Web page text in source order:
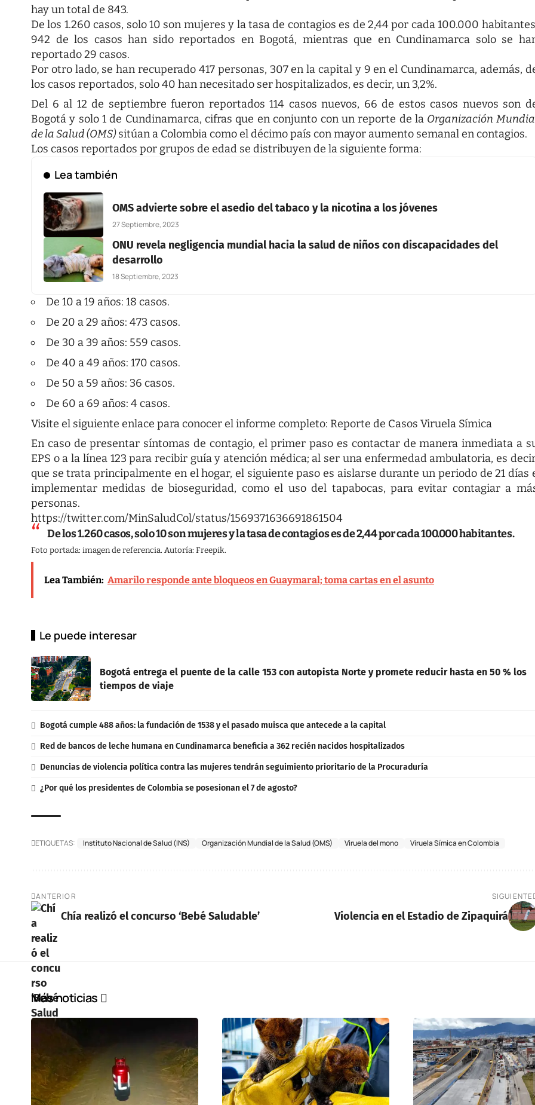
hay un total de 843.
De los 1.260 casos, solo 10 son mujeres y la tasa de contagios es de 2,44 por cada 100.000
942 de los casos han sido reportados en Bogotá, mientras que en Cundinamarca solo se
reportado 29 casos.
Por otro lado, se han recuperado 417 personas, 307 en la capital y 9 en el Cundinamarca, además,
los casos reportados, solo 40 han necesitado ser hospitalizados, es decir, un 3,2%.
Del 6 al 12 de septiembre fueron reportados 114 casos nuevos, 66 de estos casos nuevos son
Bogotá y solo 1 de Cundinamarca, cifras que en conjunto con un reporte de la Organización
de la Salud (OMS)sitúan a Colombia como el décimo país con mayor aumento semanal en contagios.
Los casos reportados por grupos de edad se distribuyen de la siguiente forma:
Lea también
OMS advierte sobre el asedio del tabaco y la nicotina a los jóvenes
27 Septiembre, 2023
ONU revela negligencia mundial hacia la salud de niños con discapacidades del
desarrollo
18 Septiembre, 2023
De 10 a 19 años: 18 casos.
De 20 a 29 años: 473 casos.
De 30 a 39 años: 559 casos.
De 40 a 49 años: 170 casos.
De 50 a 59 años: 36 casos.
De 60 a 69 años: 4 casos.
Visite el siguiente enlace para conocer el informe completo: Reporte de Casos Viruela Símica
En caso de presentar síntomas de contagio, el primer paso es contactar de manera inmediata a
EPS o a la línea 123 para recibir guía y atención médica; al ser una enfermedad ambulatoria, es
que se trata principalmente en el hogar, el siguiente paso es aislarse durante un periodo de 21 días
implementar medidas de bioseguridad, como el uso del tapabocas, para evitar contagiar a
personas.
https://twitter.com/MinSaludCol/status/1569371636691861504
De los 1.260 casos, solo 10 son mujeres y la tasa de contagios es de 2,44 por cada 100.000 habitantes.
Foto portada: imagen de referencia. Autoría: Freepik.
Lea También: Amarilo responde ante bloqueos en Guaymaral; toma cartas en el asunto
Le puede interesar
Bogotá entrega el puente de la calle 153 con autopista Norte y promete reducir hasta en 50 % los
tiempos de viaje
Bogotá cumple 488 años: la fundación de 1538 y el pasado muisca que antecede a la capital
Red de bancos de leche humana en Cundinamarca beneficia a 362 recién nacidos hospitalizados
Denuncias de violencia política contra las mujeres tendrán seguimiento prioritario de la Procuraduría
¿Por qué los presidentes de Colombia se posesionan el 7 de agosto?
ETIQUETAS: Instituto Nacional de Salud (INS) Organización Mundial de la Salud (OMS) Viruela del mono Viruela Símica en Colombia
ANTERIOR
Chía realizó el concurso ‘Bebé Saludable’
SIGUIENTE
Violencia en el Estadio de Zipaquirá
Más noticias